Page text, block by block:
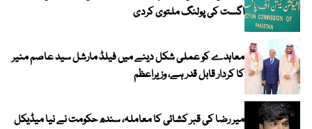
اگست کی پولنگ ملتوی کردی
معاہدے کو عملی شکل دینے میں فیلڈ مارشل سید عاصم منیر
کا کردار قابل قدر ہے، وزیراعظم
میر رضا کی قبر کشائی کا معاملہ، سندھ حکومت نے نیا میڈیکل